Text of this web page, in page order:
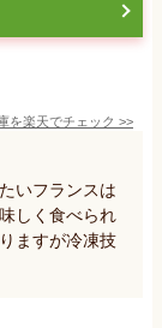
を楽天でチェック >>
いフランスは
しく食べられ
ますが冷凍技